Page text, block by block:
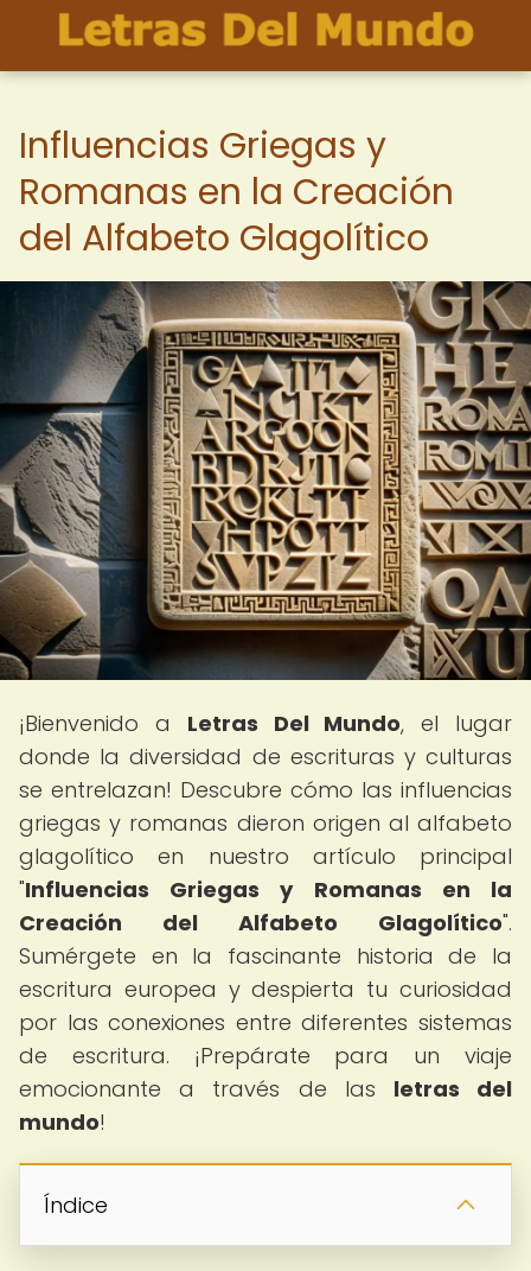
Influencias Griegas y
Romanas en la Creación
del Alfabeto Glagolítico
¡Bienvenido a Letras Del Mundo, el lugar
donde la diversidad de escrituras y culturas
se entrelazan! Descubre cómo las influencias
griegas y romanas dieron origen al alfabeto
glagolítico en nuestro artículo principal
"Influencias Griegas y Romanas en la
Creación del Alfabeto Glagolítico".
Sumérgete en la fascinante historia de la
escritura europea y despierta tu curiosidad
por las conexiones entre diferentes sistemas
de escritura. ¡Prepárate para un viaje
emocionante a través de las letras del
mundo!
Índice